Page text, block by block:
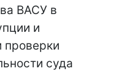
ВАСУ в
и
проверки
суда